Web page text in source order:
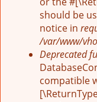
should be
notice in
/var/www/
Deprecated
compatible